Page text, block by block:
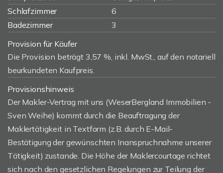
Schlafzimmer
6
Badezimmer
3
Provision für Käufer
Die Provision beträgt 3,57 %, inkl. MwSt., auf den notariell
beurkundeten Kaufpreis.
Provisionshinweis
Der Makler-Vertrag mit uns (WeserBergland Immobilien -
Sven Weihe) kommt durch die Beauftragung der
Maklertätigkeit in Textform (z.B. durch E-Mail-
Bestätigung der gewünschten Inanspruchnahme unserer
Tätigkeit) zustande. Die Höhe der Maklercourtage richtet
sich nach den gesetzlichen Regelungen zur Teilung der